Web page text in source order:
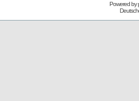
Powered by